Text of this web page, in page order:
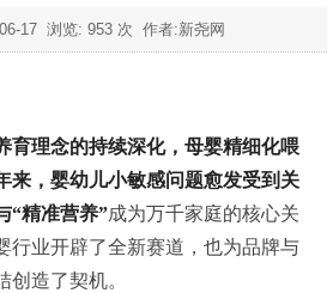
17浏览: 953 次 作者:新尧网
育理念的持续深化，母婴精细化喂
来，婴幼儿小敏感问题愈发受到关
“精准营养”成为万千家庭的核心关
行业开辟了全新赛道，也为品牌与
造了契机。